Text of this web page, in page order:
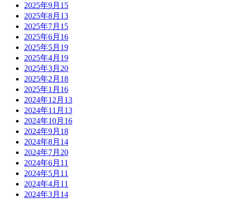
2025年9月 15
2025年8月 13
2025年7月 15
2025年6月 16
2025年5月 19
2025年4月 19
2025年3月 20
2025年2月 18
2025年1月 16
2024年12月 13
2024年11月 13
2024年10月 16
2024年9月 18
2024年8月 14
2024年7月 20
2024年6月 11
2024年5月 11
2024年4月 11
2024年3月 14